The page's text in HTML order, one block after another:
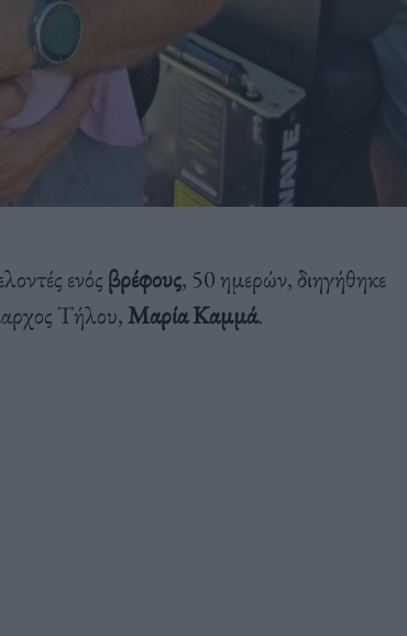
ενόςβρέφους, 50 ημερών, διηγήθηκε
Τήλου,Μαρία Καμμά.